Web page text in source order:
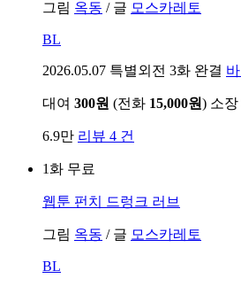
그림 옥동 / 글 모스카레토
BL
2026.05.07 특별외전 3화 완결
대여 300원 (전화 15,000원) 소장
6.9만 리뷰 4 건
1화 무료
웹툰 펀치 드렁크 러브
그림 옥동 / 글 모스카레토
BL